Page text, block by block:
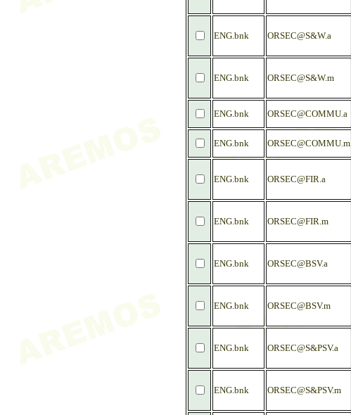
ENG.bnk ORSEC@S&W.a
ENG.bnk ORSEC@S&W.m
ENG.bnk ORSEC@COMMU.a
ENG.bnk ORSEC@COMMU.m
ENG.bnk ORSEC@FIR.a
ENG.bnk ORSEC@FIR.m
ENG.bnk ORSEC@BSV.a
ENG.bnk ORSEC@BSV.m
ENG.bnk ORSEC@S&PSV.a
ENG.bnk ORSEC@S&PSV.m